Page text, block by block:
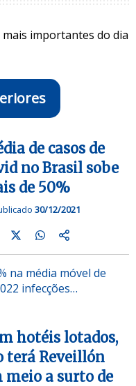
importantes do dia
de casos de
no Brasil sobe
de 50%
30/12/2021
na média móvel de
infecções…
hotéis lotados,
terá Reveillón
meio a surto de